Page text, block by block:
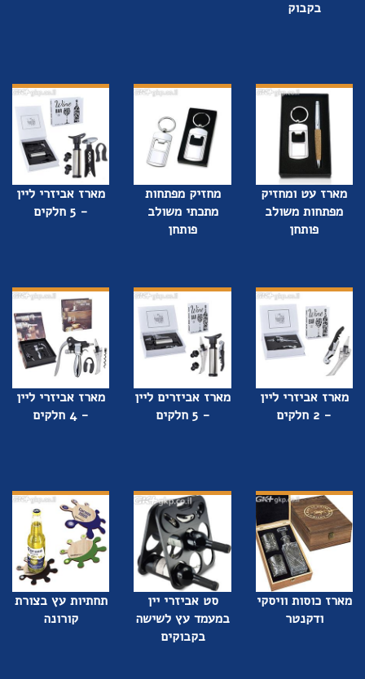
בקבוק
מארז עט ומחזיק
מפתחות משולב
פותחן
מחזיק מפתחות
מתכתי משולב
פותחן
מארז אביזרי ליין
- 5 חלקים
מארז אביזרי ליין
- 2 חלקים
מארז אביזרים ליין
- 5 חלקים
מארז אביזרי ליין
- 4 חלקים
מארז כוסות וויסקי
ודקנטר
סט אביזרי יין
במעמד עץ לשישה
בקבוקים
תחתיות עץ בצורת
קורונה